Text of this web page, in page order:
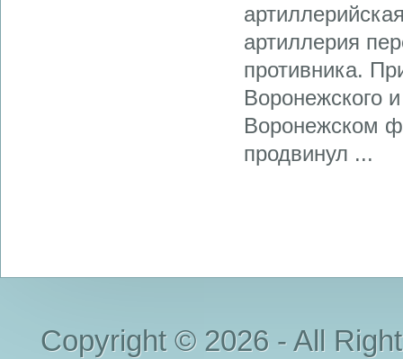
артиллерия
противника.
Воронежского
Воронежском
продвинул ...
Copyright © 2026 - All